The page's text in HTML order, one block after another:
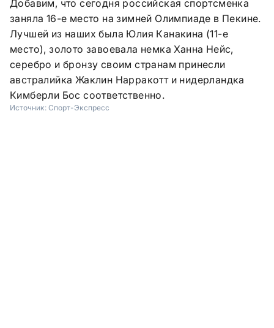
Добавим, что сегодня российская спортсменка
заняла 16-е место на зимней Олимпиаде в Пекине.
Лучшей из наших была Юлия Канакина (11-е
место), золото завоевала немка Ханна Нейс,
серебро и бронзу своим странам принесли
австралийка Жаклин Нарракотт и нидерландка
Кимберли Бос соответственно.
Источник: Спорт-Экспресс